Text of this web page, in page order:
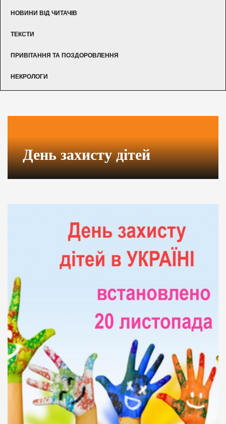
НОВИНИ ВІД ЧИТАЧІВ
ТЕКСТИ
ПРИВІТАННЯ ТА ПОЗДОРОВЛЕННЯ
НЕКРОЛОГИ
День захисту дітей